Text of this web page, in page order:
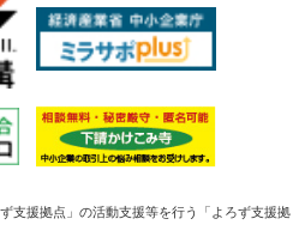
支援拠点」の活動支援等を行う「よろず支援拠